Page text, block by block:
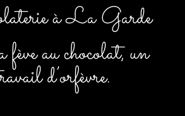
à La Garde
au chocolat, un
d’orfèvre.